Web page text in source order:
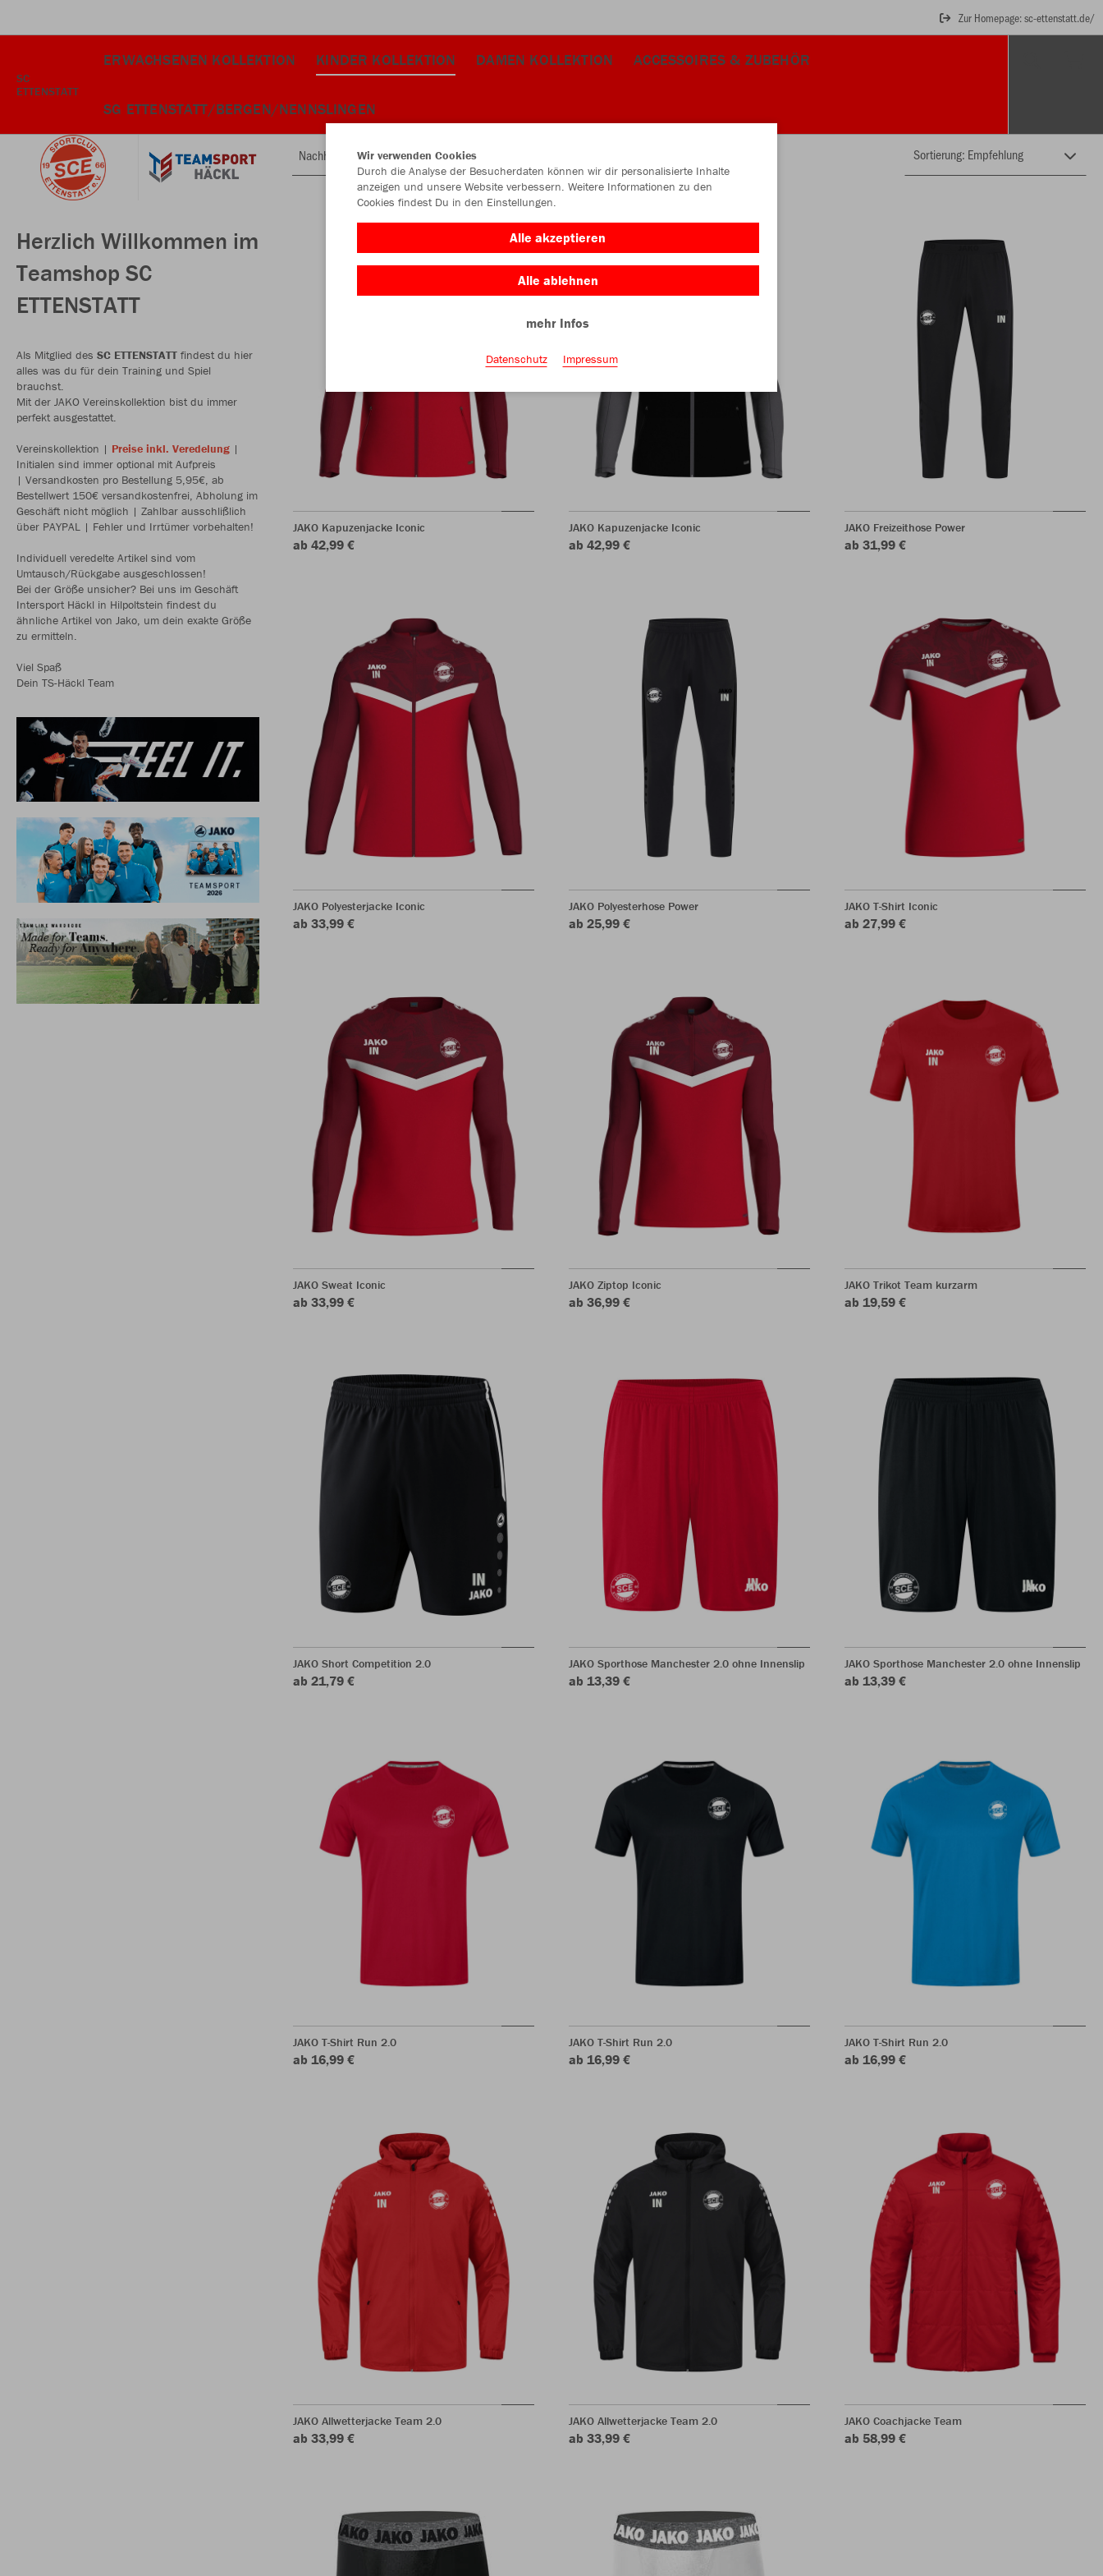
Zur Homepage: sc-ettenstatt.de/
SC
ETTENSTATT
ERWACHSENEN KOLLEKTION KINDER KOLLEKTION DAMEN KOLLEKTION ACCESSOIRES & ZUBEHÖR
SG ETTENSTATT/BERGEN/NENNSLINGEN
Herzlich Willkommen im
Teamshop SC
ETTENSTATT
Als Mitglied des SC ETTENSTATT findest du hier
alles was du für dein Training und Spiel
brauchst.
Mit der JAKO Vereinskollektion bist du immer
perfekt ausgestattet.
Vereinskollektion | Preise inkl. Veredelung |
Initialen sind immer optional mit Aufpreis
| Versandkosten pro Bestellung 5,95€, ab
Bestellwert 150€ versandkostenfrei, Abholung im
Geschäft nicht möglich | Zahlbar ausschlißlich
über PAYPAL | Fehler und Irrtümer vorbehalten!
Individuell veredelte Artikel sind vom
Umtausch/Rückgabe ausgeschlossen!
Bei der Größe unsicher? Bei uns im Geschäft
Intersport Häckl in Hilpoltstein findest du
ähnliche Artikel von Jako, um dein exakte Größe
zu ermitteln.
Viel Spaß
Dein TS-Häckl Team
Nachhaltig Farbe
JAKO Kapuzenjacke Iconic
ab 42,99 €
JAKO Kapuzenjacke Iconic
ab 42,99 €
JAKO Freizeithose Power
ab 31,99 €
JAKO Polyesterjacke Iconic
ab 33,99 €
JAKO Polyesterhose Power
ab 25,99 €
JAKO T-Shirt Iconic
ab 27,99 €
JAKO Sweat Iconic
ab 33,99 €
JAKO Ziptop Iconic
ab 36,99 €
JAKO Trikot Team kurzarm
ab 19,59 €
JAKO Short Competition 2.0
ab 21,79 €
JAKO Sporthose Manchester 2.0 ohne Innenslip
ab 13,39 €
JAKO Sporthose Manchester 2.0 ohne Innenslip
ab 13,39 €
JAKO T-Shirt Run 2.0
ab 16,99 €
JAKO T-Shirt Run 2.0
ab 16,99 €
JAKO T-Shirt Run 2.0
ab 16,99 €
JAKO Allwetterjacke Team 2.0
ab 33,99 €
JAKO Allwetterjacke Team 2.0
ab 33,99 €
JAKO Coachjacke Team
ab 58,99 €
Wir verwenden Cookies
Durch die Analyse der Besucherdaten können wir dir personalisierte Inhalte
anzeigen und unsere Website verbessern. Weitere Informationen zu den
Cookies findest Du in den Einstellungen.
Alle akzeptieren
Alle ablehnen
mehr Infos
Datenschutz Impressum